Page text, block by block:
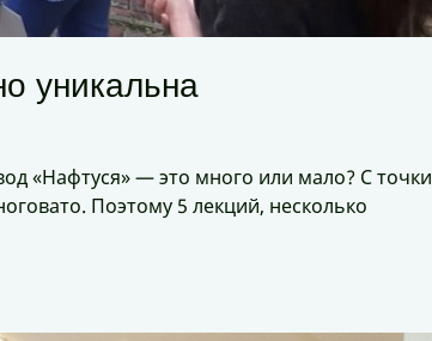
уникальна
«Нафтуся» — это много или мало? С точки
Поэтому 5 лекций, несколько